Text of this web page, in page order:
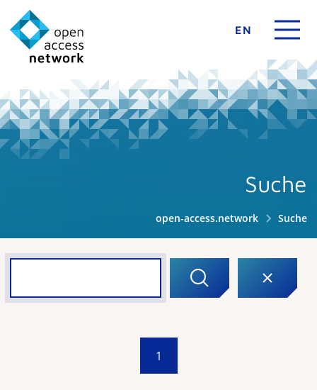
EN
Suche
open-access.network Suche
1